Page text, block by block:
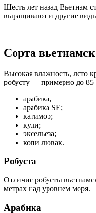
Шесть лет назад Вьетнам
выращивают и другие
Сорта
Высокая влажность, лето
робусту — примерно до 85
арабика;
арабика SE;
катимор;
кули;
эксельеза;
копи лювак.
Робуста
Отличие робусты
метрах над уровнем моря.
Арабика